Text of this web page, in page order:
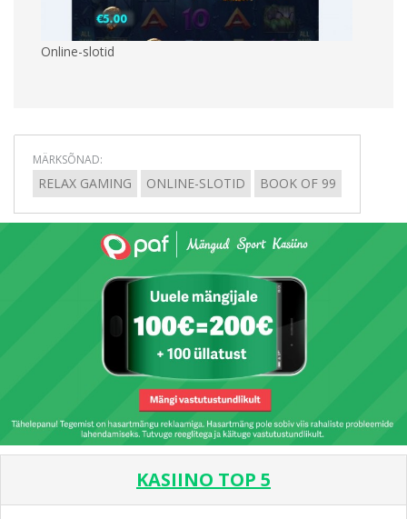
Online-slotid
MÄRKSÕNAD:
RELAX GAMING ONLINE-SLOTID BOOK OF 99
KASIINO TOP 5